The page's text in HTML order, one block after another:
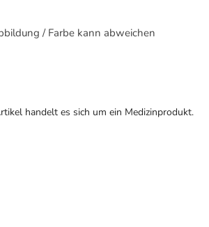
/ Farbe kann abweichen
handelt es sich um ein Medizinprodukt.